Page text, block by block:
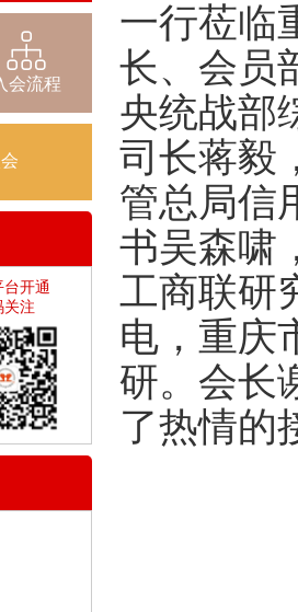
会流程
开通
关注
一行莅临
长、会员
央统战部
司长蒋毅
管总局信
书吴森啸
工商联研
电，重庆
研。会长
了热情的